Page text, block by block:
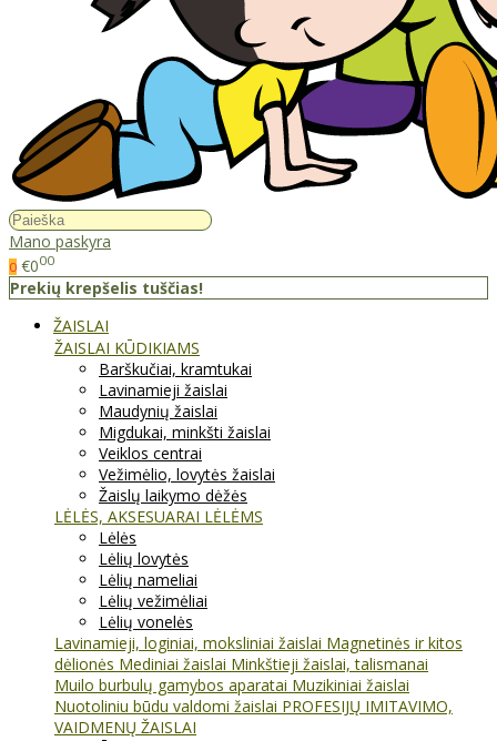
Mano paskyra
0 €000
Prekių krepšelis tuščias!
ŽAISLAI
ŽAISLAI KŪDIKIAMS
Barškučiai, kramtukai
Lavinamieji žaislai
Maudynių žaislai
Migdukai, minkšti žaislai
Veiklos centrai
Vežimėlio, lovytės žaislai
Žaislų laikymo dėžės
LĖLĖS, AKSESUARAI LĖLĖMS
Lėlės
Lėlių lovytės
Lėlių nameliai
Lėlių vežimėliai
Lėlių vonelės
Lavinamieji, loginiai, moksliniai žaislai Magnetinės ir kitos
dėlionės Mediniai žaislai Minkštieji žaislai, talismanai
Muilo burbulų gamybos aparatai Muzikiniai žaislai
Nuotoliniu būdu valdomi žaislai PROFESIJŲ IMITAVIMO,
VAIDMENŲ ŽAISLAI